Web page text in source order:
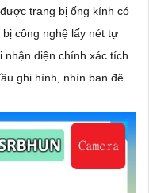
trang bị ống kính có
công nghệ lấy nét tự
nhận diện chính xác tích
ghi hình, nhìn ban đêm